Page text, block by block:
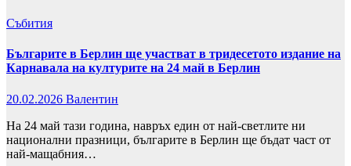
Събития
Българите в Берлин ще участват в тридесетото издание на
Карнавала на културите на 24 май в Берлин
20.02.2026 Валентин
На 24 май тази година, навръх един от най-светлите ни
национални празници, българите в Берлин ще бъдат част от
най-мащабния…